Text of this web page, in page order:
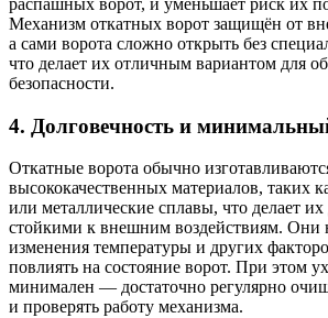
распашных ворот, и уменьшает риск их
Механизм откатных ворот защищён от
а сами ворота сложно открыть без
что делает их отличным вариантом для
безопасности.
4. Долговечность и
Откатные ворота обычно
высококачественных материалов, таких
или металлические сплавы, что делает
стойкими к внешним воздействиям. Они
изменения температуры и других
повлиять на состояние ворот. При этом
минимален — достаточно регулярно
и проверять работу механизма.